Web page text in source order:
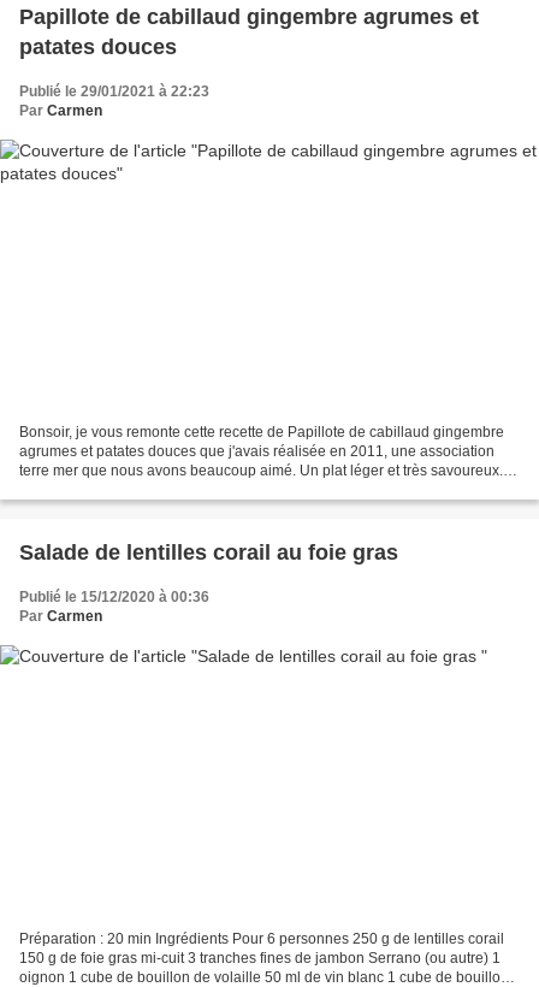
Papillote de cabillaud gingembre agrumes et
patates douces
Publié le 29/01/2021 à 22:23
Par Carmen
Bonsoir, je vous remonte cette recette de Papillote de cabillaud gingembre
agrumes et patates douces que j'avais réalisée en 2011, une association
terre mer que nous avons beaucoup aimé. Un plat léger et très savoureux.
Salade de lentilles corail au foie gras
Publié le 15/12/2020 à 00:36
Par Carmen
Préparation : 20 min Ingrédients Pour 6 personnes 250 g de lentilles corail
150 g de foie gras mi-cuit 3 tranches fines de jambon Serrano (ou autre) 1
oignon 1 cube de bouillon de volaille 50 ml de vin blanc 1 cube de bouillon